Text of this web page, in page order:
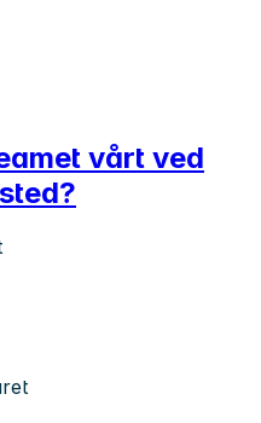
vårt ved